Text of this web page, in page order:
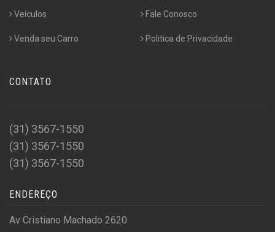
Veículos
Venda seu Carro
Fale Conosco
Politica de Privacidade
CONTATO
(31) 3567-1550
(31) 3567-1550
(31) 3567-1550
ENDEREÇO
Av Cristiano Machado 2620